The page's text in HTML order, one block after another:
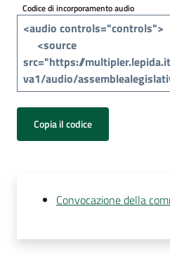
i
cittadini
Codice di incorporamento audio
Copia il codice
Convocazione della